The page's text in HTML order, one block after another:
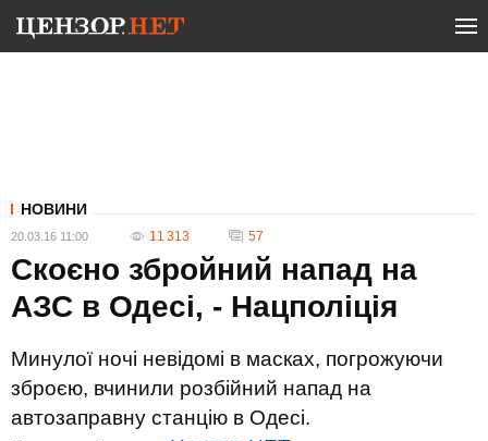
НОВИНИ
20.03.16 11:00 11 313 57
Скоєно збройний напад на
АЗС в Одесі, - Нацполіція
Минулої ночі невідомі в масках, погрожуючи
зброєю, вчинили розбійний напад на
автозаправну станцію в Одесі.